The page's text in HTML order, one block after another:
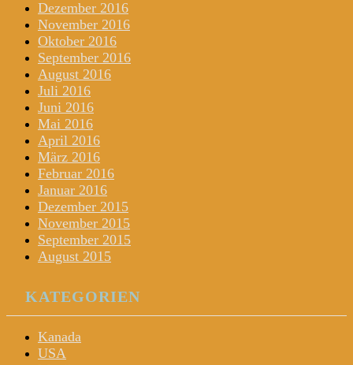
Dezember 2016
November 2016
Oktober 2016
September 2016
August 2016
Juli 2016
Juni 2016
Mai 2016
April 2016
März 2016
Februar 2016
Januar 2016
Dezember 2015
November 2015
September 2015
August 2015
KATEGORIEN
Kanada
USA